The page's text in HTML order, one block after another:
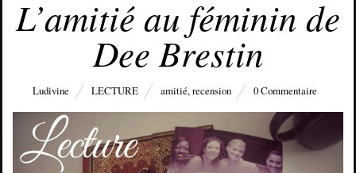
L’amitié au féminin de
Dee Brestin
Ludivine LECTURE amitié,recension 0 Commentaire